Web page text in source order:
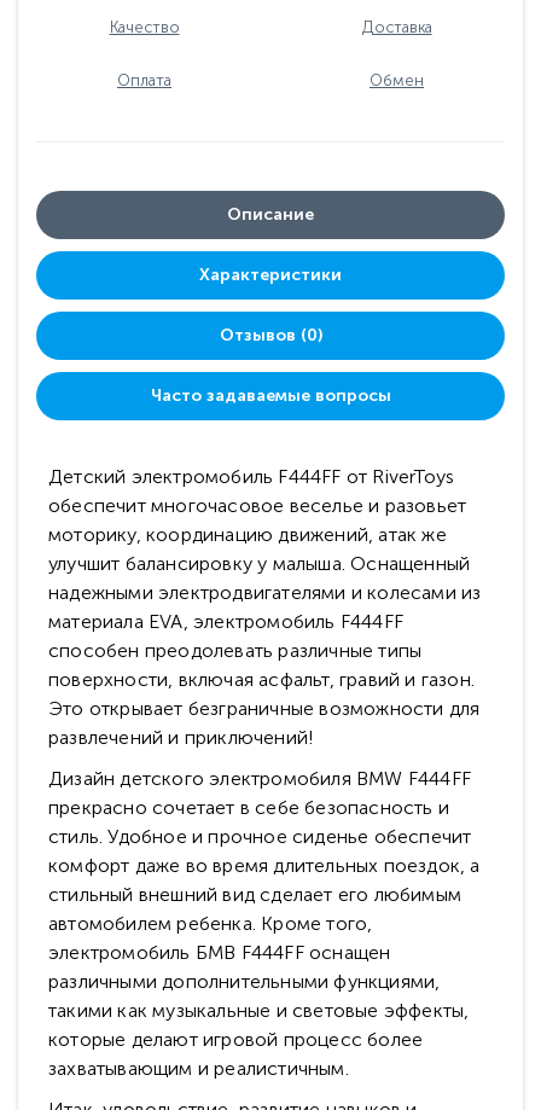
Качество Доставка
Оплата Обмен
Описание
Характеристики
Отзывов (0)
Часто задаваемые вопросы
Детский электромобиль F444FF от RiverToys
обеспечит многочасовое веселье и разовьет
моторику, координацию движений, атак же
улучшит балансировку у малыша. Оснащенный
надежными электродвигателями и колесами из
материала EVA, электромобиль F444FF
способен преодолевать различные типы
поверхности, включая асфальт, гравий и газон.
Это открывает безграничные возможности для
развлечений и приключений!
Дизайн детского электромобиля BMW F444FF
прекрасно сочетает в себе безопасность и
стиль. Удобное и прочное сиденье обеспечит
комфорт даже во время длительных поездок, а
стильный внешний вид сделает его любимым
автомобилем ребенка. Кроме того,
электромобиль БМВ F444FF оснащен
различными дополнительными функциями,
такими как музыкальные и световые эффекты,
которые делают игровой процесс более
захватывающим и реалистичным.